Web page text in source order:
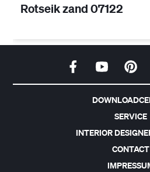
Rotseik zand 07122
SERVICE
INTERIOR
CONTACT